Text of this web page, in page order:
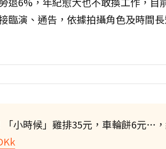
臨演、通告，依據拍攝角色及時間
小時候」雞排35元，車輪餅6元…